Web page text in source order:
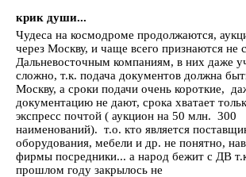
крик души...
Чудеса на космодроме продолжаются,
через Москву, и чаще всего признаются не
Дальневосточным компаниям, в них даже
сложно, т.к. подача документов должна
Москву, а сроки подачи очень короткие,
документацию не дают, срока хватает
экспресс почтой ( аукцион на 50 млн. 300
наименований). т.о. кто является
оборудования, мебели и др. не понятно,
фирмы посредники... а народ бежит с ДВ
прошлом году закрылось не